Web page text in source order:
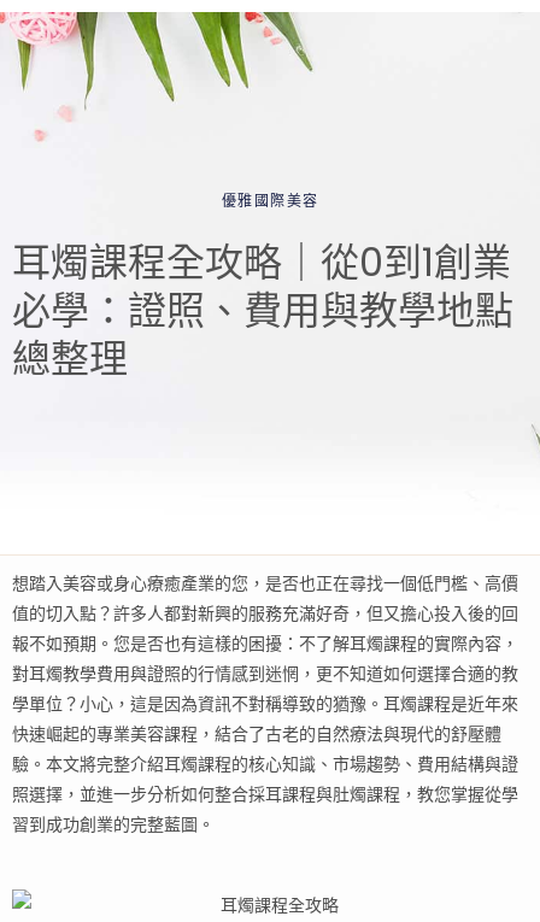
優雅國際美容
耳燭課程全攻略｜從0到1創業
必學：證照、費用與教學地點
總整理
想踏入美容或身心療癒產業的您，是否也正在尋找一個低門檻、高價
值的切入點？許多人都對新興的服務充滿好奇，但又擔心投入後的回
報不如預期。您是否也有這樣的困擾：不了解耳燭課程的實際內容，
對耳燭教學費用與證照的行情感到迷惘，更不知道如何選擇合適的教
學單位？小心，這是因為資訊不對稱導致的猶豫。耳燭課程是近年來
快速崛起的專業美容課程，結合了古老的自然療法與現代的舒壓體
驗。本文將完整介紹耳燭課程的核心知識、市場趨勢、費用結構與證
照選擇，並進一步分析如何整合採耳課程與肚燭課程，教您掌握從學
習到成功創業的完整藍圖。